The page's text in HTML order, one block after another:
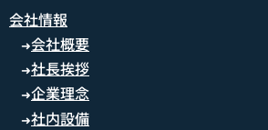
会社情報
➜会社概要
➜社長挨拶
➜企業理念
➜社内設備